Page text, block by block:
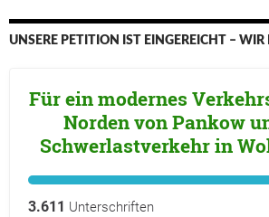
UNSERE PETITION IST EINGEREICHT – WIR
Für ein modernes
Norden von Pankow
Schwerlastverkehr in
3.611 Unterschriften